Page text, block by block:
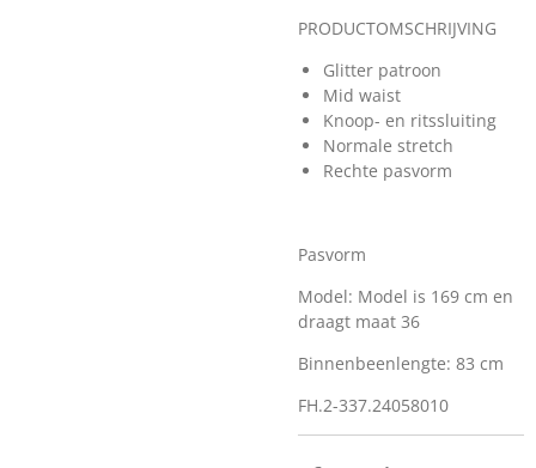
PRODUCTOMSCHRIJVING
Glitter patroon
Mid waist
Knoop- en ritssluiting
Normale stretch
Rechte pasvorm
Pasvorm
Model: Model is 169 cm en
draagt maat 36
Binnenbeenlengte: 83 cm
FH.2-337.24058010